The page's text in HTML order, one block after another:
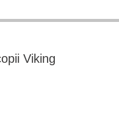
Viking